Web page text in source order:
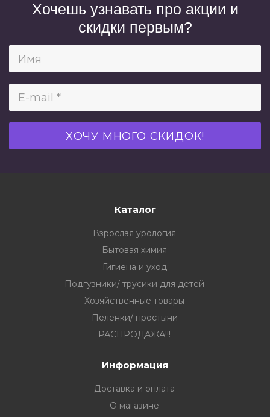
Хочешь узнавать про акции и
скидки первым?
Каталог
Взрослая урология
Бытовая химия
Гигиена и уход
Подгузники/ трусики для детей
Хозяйственные товары
Пеленки/ простыни
РАСПРОДАЖА!!!
Информация
Доставка и оплата
О магазине